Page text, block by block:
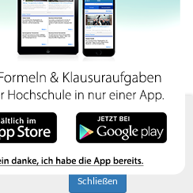
Cookies. Indem
ihre Angebote nutzen
akzeptieren Sie diese
Schließen